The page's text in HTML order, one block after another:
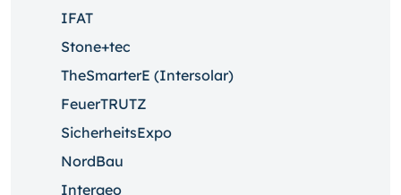
IFAT
Stone+tec
TheSmarterE (Intersolar)
FeuerTRUTZ
SicherheitsExpo
NordBau
Intergeo